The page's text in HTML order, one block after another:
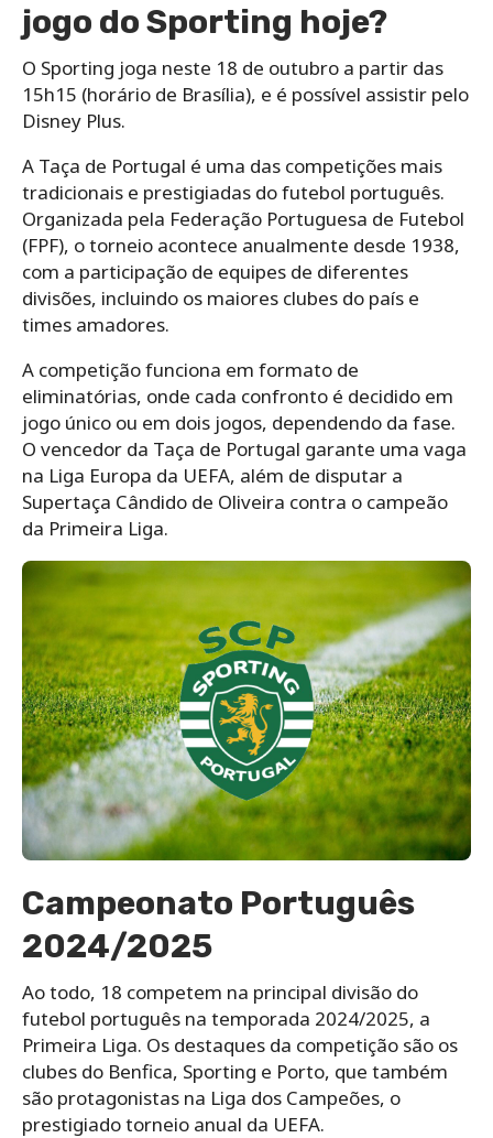
jogo do Sporting hoje?
O Sporting joga neste 18 de outubro a partir das
15h15 (horário de Brasília), e é possível assistir pelo
Disney Plus.
A Taça de Portugal é uma das competições mais
tradicionais e prestigiadas do futebol português.
Organizada pela Federação Portuguesa de Futebol
(FPF), o torneio acontece anualmente desde 1938,
com a participação de equipes de diferentes
divisões, incluindo os maiores clubes do país e
times amadores.
A competição funciona em formato de
eliminatórias, onde cada confronto é decidido em
jogo único ou em dois jogos, dependendo da fase.
O vencedor da Taça de Portugal garante uma vaga
na Liga Europa da UEFA, além de disputar a
Supertaça Cândido de Oliveira contra o campeão
da Primeira Liga.
Campeonato Português
2024/2025
Ao todo, 18 competem na principal divisão do
futebol português na temporada 2024/2025, a
Primeira Liga. Os destaques da competição são os
clubes do Benfica, Sporting e Porto, que também
são protagonistas na Liga dos Campeões, o
prestigiado torneio anual da UEFA.